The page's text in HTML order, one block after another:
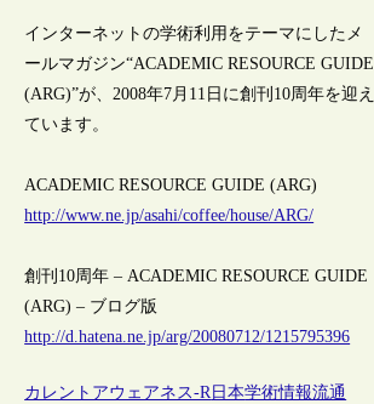
インターネットの学術利用をテーマにしたメ
ールマガジン“ACADEMIC RESOURCE GUIDE
(ARG)”が、2008年7月11日に創刊10周年を迎え
ています。
ACADEMIC RESOURCE GUIDE (ARG)
http://www.ne.jp/asahi/coffee/house/ARG/
創刊10周年 – ACADEMIC RESOURCE GUIDE
(ARG) – ブログ版
http://d.hatena.ne.jp/arg/20080712/1215795396
カレントアウェアネス-R日本学術情報流通